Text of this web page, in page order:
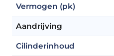
Vermogen (pk)
Aandrijving
Cilinderinhoud